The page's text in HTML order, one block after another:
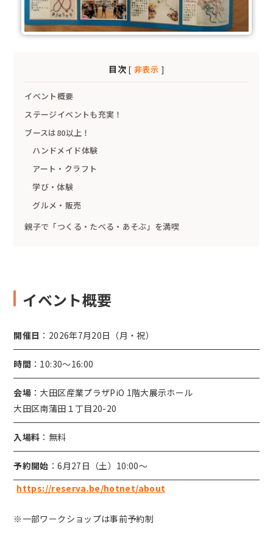
目次 [ 非表示 ]
イベント概要
ステージイベントも充実！
ブースは80以上！
ハンドメイド体験
アート・クラフト
学び・体験
グルメ・販売
親子で「つくる・たべる・あそぶ」を満喫
イベント概要
開催日 ：2026年7月20日（月・祝）
時間 ：10:30〜16:00
会場 ：大田区産業プラザPiO 1階大展示ホール
大田区南蒲田１丁目20-20
入場料 ：無料
予約開始 ：6月27日（土）10:00〜
https://reserva.be/hotnet/about
※一部ワークショップは事前予約制